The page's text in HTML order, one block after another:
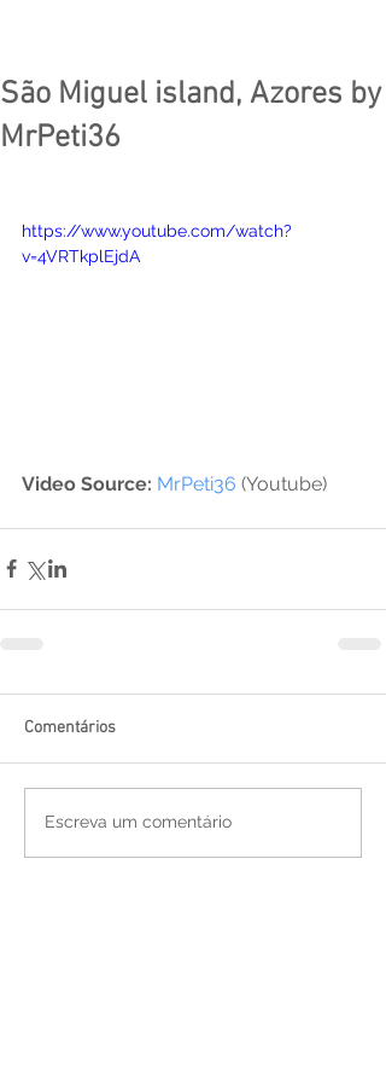
São Miguel island, Azores by
MrPeti36
https://www.youtube.com/watch?
v=4VRTkplEjdA
Video Source: MrPeti36 (Youtube)
Comentários
Escreva um comentário